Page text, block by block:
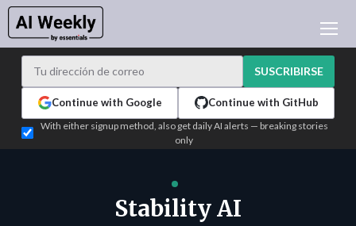
APRENDER IA
TEST EDITION BUILDER
SUSCRIBIRSE
Continue with Google Continue with GitHub
With either signup method, also get daily AI alerts — breaking stories
only
Stability AI